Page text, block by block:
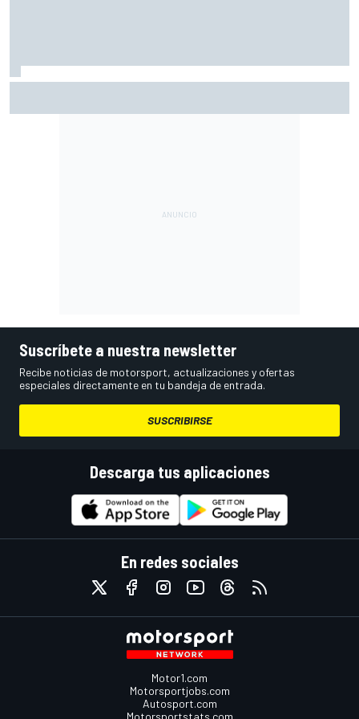
Suscríbete a nuestra newsletter
Recibe noticias de motorsport, actualizaciones y ofertas
especiales directamente en tu bandeja de entrada.
SUSCRIBIRSE
Descarga tus aplicaciones
En redes sociales
Motor1.com
Motorsportjobs.com
Autosport.com